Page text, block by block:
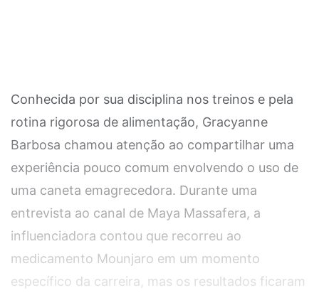
Conhecida por sua disciplina nos treinos e pela
rotina rigorosa de alimentação, Gracyanne
Barbosa chamou atenção ao compartilhar uma
experiência pouco comum envolvendo o uso de
uma caneta emagrecedora. Durante uma
entrevista ao canal de Maya Massafera, a
influenciadora contou que recorreu ao
medicamento Mounjaro em um momento
específico da carreira, mas os resultados ficaram